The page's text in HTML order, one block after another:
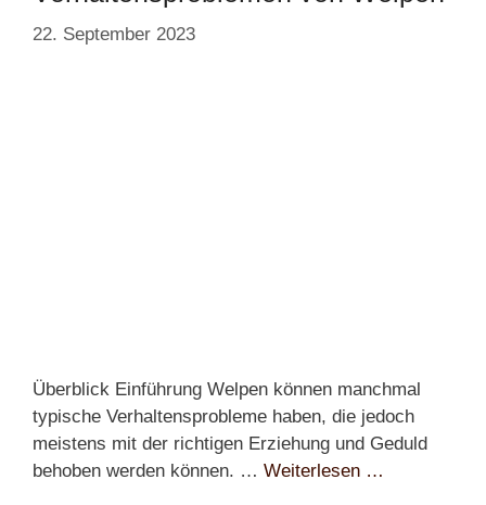
22. September 2023
Überblick Einführung Welpen können manchmal
typische Verhaltensprobleme haben, die jedoch
meistens mit der richtigen Erziehung und Geduld
behoben werden können. … Weiterlesen …